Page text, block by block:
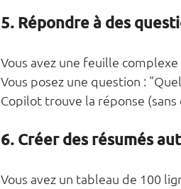
5. Répondre à des
Vous avez une feuille complexe
Vous posez une question :
Copilot trouve la réponse (sans
6. Créer des résumés
Vous avez un tableau de 100